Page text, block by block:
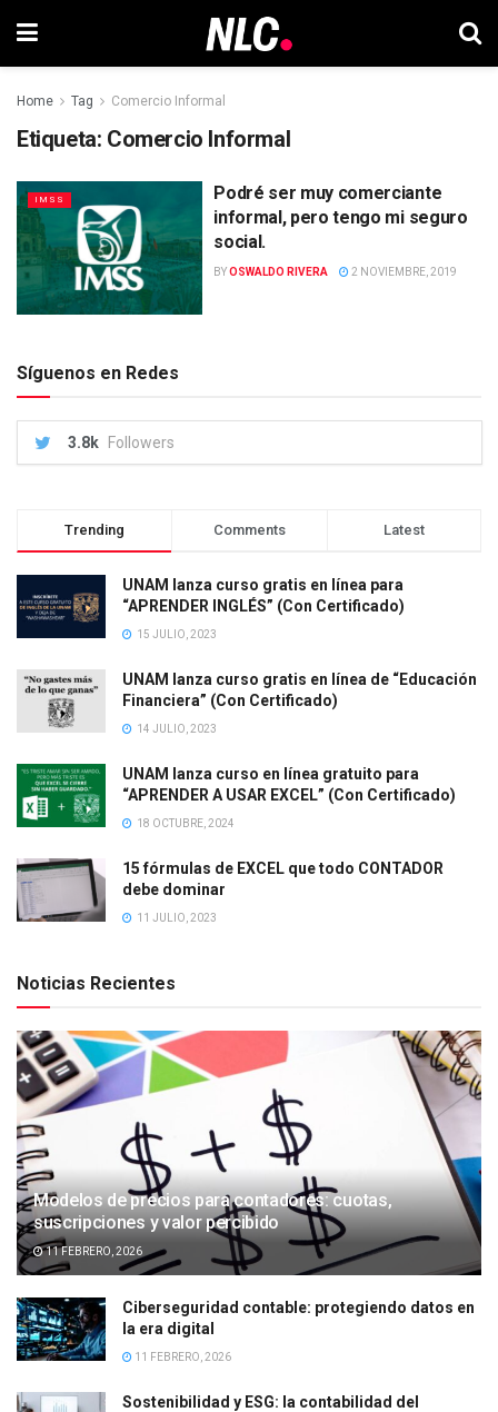
Home Tag Comercio Informal
Etiqueta: Comercio Informal
IMSS
Podré ser muy comerciante
informal, pero tengo mi seguro
social.
BYOSWALDO RIVERA 2 NOVIEMBRE, 2019
Síguenos en Redes
3.8k Followers
Trending Comments Latest
UNAM lanza curso gratis en línea para
“APRENDER INGLÉS” (Con Certificado)
15 JULIO, 2023
UNAM lanza curso gratis en línea de “Educación
Financiera” (Con Certificado)
14 JULIO, 2023
UNAM lanza curso en línea gratuito para
“APRENDER A USAR EXCEL” (Con Certificado)
18 OCTUBRE, 2024
15 fórmulas de EXCEL que todo CONTADOR
debe dominar
11 JULIO, 2023
Noticias Recientes
Modelos de precios para contadores: cuotas,
suscripciones y valor percibido
11 FEBRERO, 2026
Ciberseguridad contable: protegiendo datos en
la era digital
11 FEBRERO, 2026
Sostenibilidad y ESG: la contabilidad del